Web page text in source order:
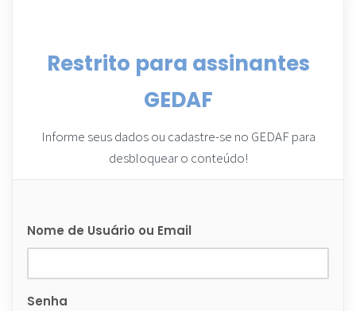
Restrito para assinantes
GEDAF
Informe seus dados ou cadastre-se no GEDAF para
desbloquear o conteúdo!
Nome de Usuário ou Email
Senha